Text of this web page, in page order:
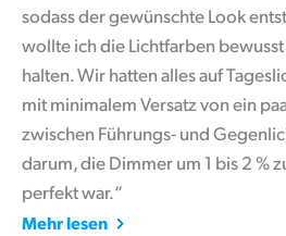
sodass der gewünschte Look
wollte ich die Lichtfarben
halten. Wir hatten alles auf
mit minimalem Versatz von ein
zwischen Führungs- und
darum, die Dimmer um 1 bis 2 %
perfekt war.“
Mehr lesen